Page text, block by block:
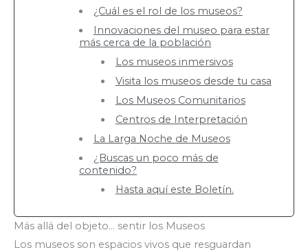
¿Cuál es el rol de los museos?
Innovaciones del museo para estar
más cerca de la población
Los museos inmersivos
Visita los museos desde tu casa
Los Museos Comunitarios
Centros de Interpretación
La Larga Noche de Museos
¿Buscas un poco más de
contenido?
Hasta aquí este Boletín.
Más allá del objeto… sentir los Museos
Los museos son espacios vivos que resguardan